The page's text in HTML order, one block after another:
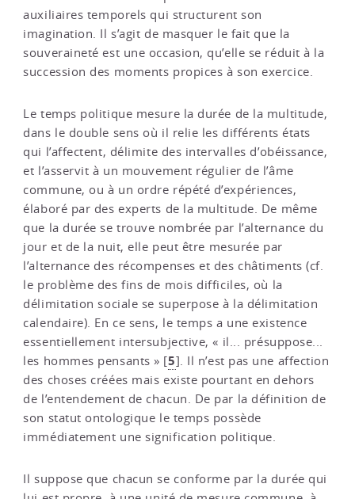
auxiliaires temporels qui structurent son
imagination. Il s’agit de masquer le fait que la
souveraineté est une occasion, qu’elle se réduit à la
succession des moments propices à son exercice.
Le temps politique mesure la durée de la multitude,
dans le double sens où il relie les différents états
qui l’affectent, délimite des intervalles d’obéissance,
et l’asservit à un mouvement régulier de l’âme
commune, ou à un ordre répété d’expériences,
élaboré par des experts de la multitude. De même
que la durée se trouve nombrée par l’alternance du
jour et de la nuit, elle peut être mesurée par
l’alternance des récompenses et des châtiments (cf.
le problème des fins de mois difficiles, où la
délimitation sociale se superpose à la délimitation
calendaire). En ce sens, le temps a une existence
essentiellement intersubjective, « il... présuppose...
les hommes pensants » [5]. Il n’est pas une affection
des choses créées mais existe pourtant en dehors
de l’entendement de chacun. De par la définition de
son statut ontologique le temps possède
immédiatement une signification politique.
Il suppose que chacun se conforme par la durée qui